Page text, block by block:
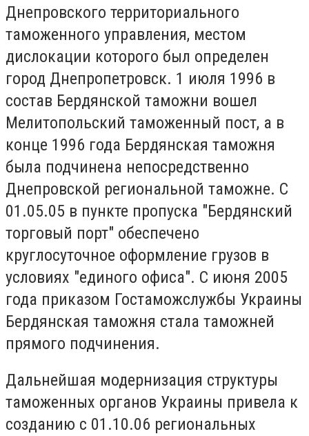
Днепровского территориального
таможенного управления, местом
дислокации которого был определен
город Днепропетровск. 1 июля 1996 в
состав Бердянской таможни вошел
Мелитопольский таможенный пост, а в
конце 1996 года Бердянская таможня
была подчинена непосредственно
Днепровской региональной таможне. С
01.05.05 в пункте пропуска "Бердянский
торговый порт" обеспечено
круглосуточное оформление грузов в
условиях "единого офиса". С июня 2005
года приказом Гостаможслужбы Украины
Бердянская таможня стала таможней
прямого подчинения.
Дальнейшая модернизация структуры
таможенных органов Украины привела к
созданию с 01.10.06 региональных